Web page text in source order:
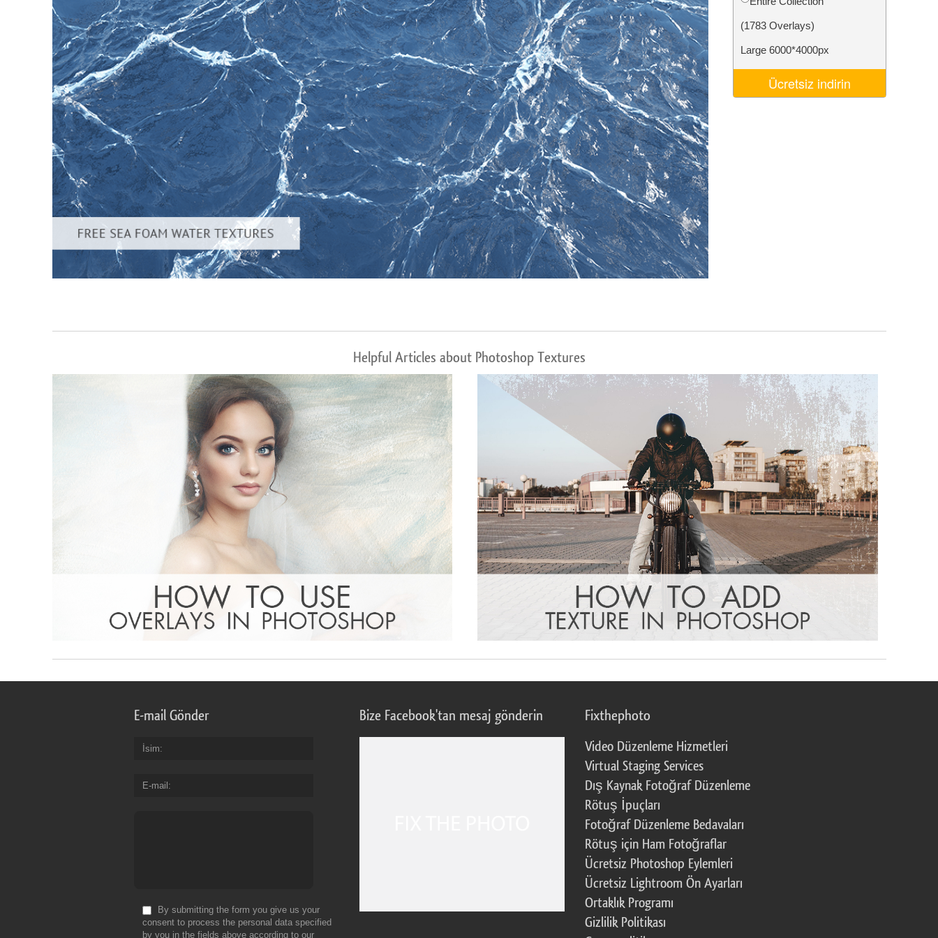
Ürün Rötuş Hizmetleri Mücevher Rötuş Hizmetleri AI Eğitim Verileri Video Editing Services
(1783 Overlays)
Large 6000*4000px
Ücretsiz indirin
Helpful Articles about Photoshop Textures
E-mail Gönder
İsim
E-mail
By submitting the form you give us your
consent to process the personal data specified
by you in the fields above according to our
Bize Facebook'tan mesaj gönderin Fixthephoto
Video Düzenleme Hizmetleri
Virtual Staging Services
Dış Kaynak Fotoğraf Düzenleme
Rötuş İpuçları
Fotoğraf Düzenleme Bedavaları
Rötuş için Ham Fotoğraflar
Ücretsiz Photoshop Eylemleri
Ücretsiz Lightroom Ön Ayarları
Ortaklık Programı
Gizlilik Politikası